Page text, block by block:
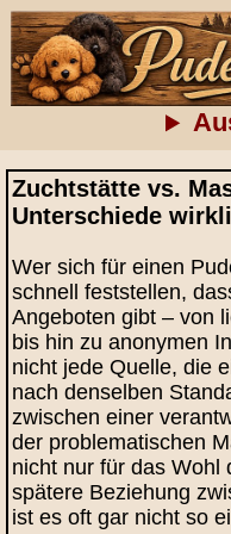
Zuchtstätte vs.
Unterschiede
Wer sich für einen
schnell feststellen,
Angeboten gibt – von
bis hin zu anonymen
nicht jede Quelle, die
nach denselben
zwischen einer
der problematischen
nicht nur für das Wohl
spätere Beziehung
ist es oft gar nicht so